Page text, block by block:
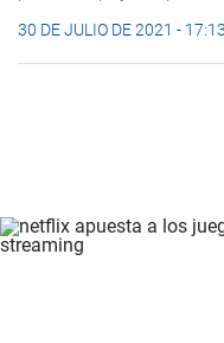
30 DE JULIO DE 2021 - 17:13